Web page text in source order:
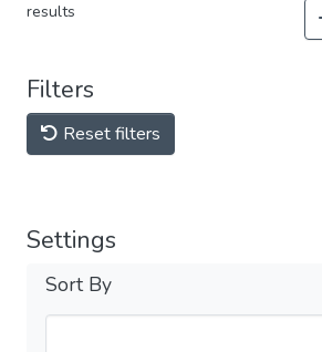
results
Filters
Reset filters
Settings
Sort By